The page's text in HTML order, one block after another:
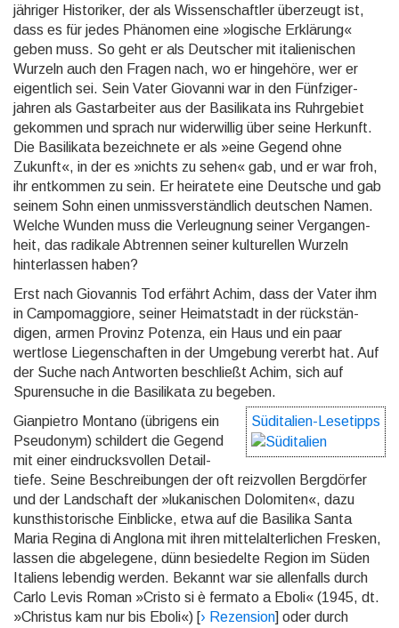
jähriger Histo­riker, der als Wissen­schaftler überzeugt ist,
dass es für jedes Phänomen eine »logische Erklärung«
geben muss. So geht er als Deutscher mit italieni­schen
Wurzeln auch den Fragen nach, wo er hingehöre, wer er
eigent­lich sei. Sein Vater Giovanni war in den Fünf­ziger­
jahren als Gast­arbeiter aus der Basili­kata ins Ruhr­gebiet
gekommen und sprach nur wider­willig über seine Herkunft.
Die Basili­kata bezeich­nete er als »eine Gegend ohne
Zukunft«, in der es »nichts zu sehen« gab, und er war froh,
ihr entkommen zu sein. Er heiratete eine Deutsche und gab
seinem Sohn einen un­miss­ver­ständ­lich deutschen Namen.
Welche Wunden muss die Ver­leug­nung seiner Ver­gangen­
heit, das radikale Abtrennen seiner kultu­rellen Wurzeln
hinter­lassen haben?
Erst nach Giovannis Tod erfährt Achim, dass der Vater ihm
in Campo­maggiore, seiner Heimat­stadt in der rück­stän­
digen, armen Provinz Potenza, ein Haus und ein paar
wertlose Liegen­schaften in der Umgebung vererbt hat. Auf
der Suche nach Antworten be­schließt Achim, sich auf
Spuren­suche in die Basili­kata zu begeben.
Süditalien-Lesetipps
Gianpietro Montano (übrigens ein
Pseudo­nym) schildert die Gegend
mit einer ein­drucks­vollen Detail­
tiefe. Seine Be­schrei­bun­gen der oft reiz­vollen Berg­dörfer
und der Land­schaft der »lukani­schen Dolo­miten«, dazu
kunst­histo­rische Einblicke, etwa auf die Basilika Santa
Maria Regina di Anglona mit ihren mittel­alter­lichen Fresken,
lassen die abge­legene, dünn besie­delte Region im Süden
Italiens lebendig werden. Bekannt war sie allen­falls durch
Carlo Levis Roman »Cristo si è fermato a Eboli« (1945, dt.
»Christus kam nur bis Eboli«) [› Rezension] oder durch